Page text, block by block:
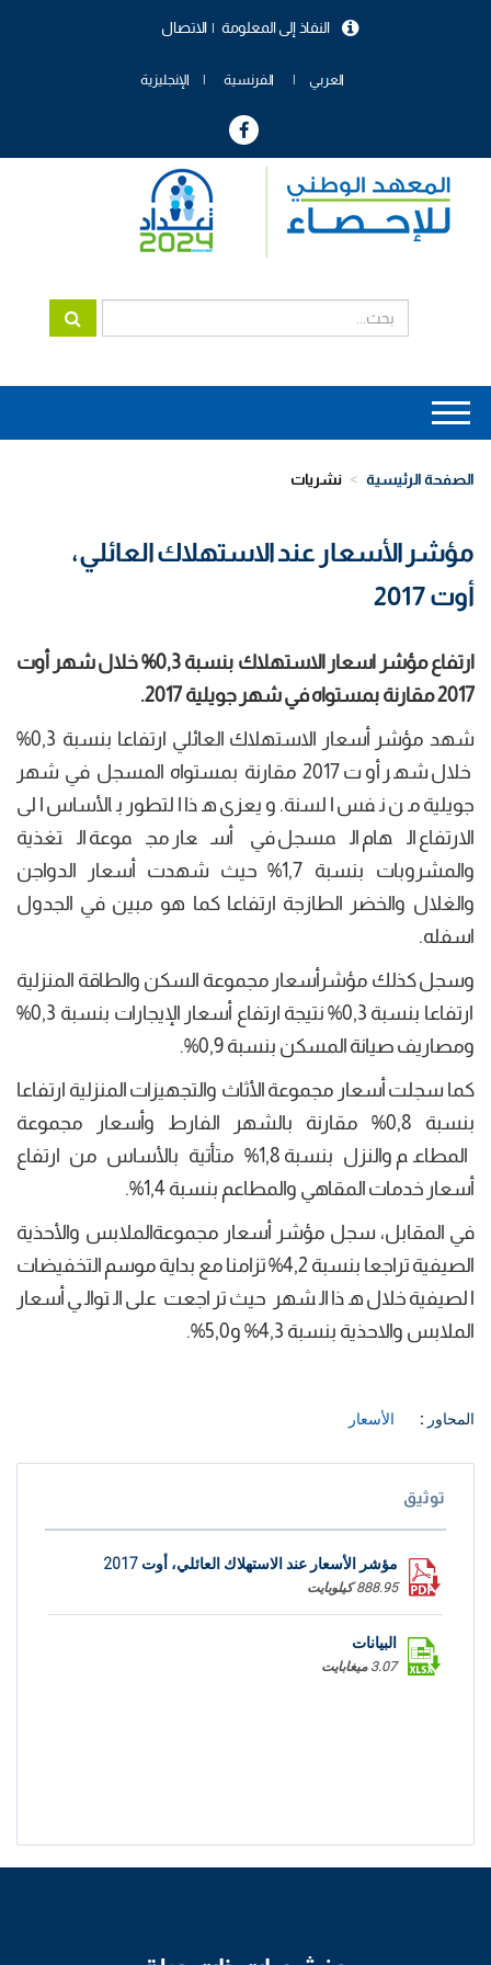
الاتصال النفاذ إلى المعلومة
العربي الفرنسية الإنجليزية
Main
navigation
الصفحة الرئيسية نشريات
مؤشر الأسعار عند الاستهلاك العائلي،
أوت 2017
ارتفاع مؤشر اسعار الاستهلاك بنسبة 0,3% خلال شهر أوت
2017 مقارنة بمستواه في شهر جويلية 2017.
شهد مؤشر أسعار الاستهلاك العائلي ارتفاعا بنسبة 0,3%
خلال شهر أوت 2017 مقارنة بمستواه المسجل في شهر
جويلية من نفس السنة. ويعزى هذا التطور بالأساس الى
الارتفاع الهام المسجل في أسعار مجموعة التغذية
والمشروبات بنسبة 1,7% حيث شهدت أسعار الدواجن
والغلال والخضر الطازجة ارتفاعا كما هو مبين في الجدول
اسفله.
وسجل كذلك مؤشرأسعار مجموعة السكن والطاقة المنزلية
ارتفاعا بنسبة 0,3% نتيجة ارتفاع أسعار الإيجارات بنسبة 0,3%
ومصاريف صيانة المسكن بنسبة 0,9%.
كما سجلت أسعار مجموعة الأثاث والتجهيزات المنزلية ارتفاعا
بنسبة 0,8% مقارنة بالشهر الفارط وأسعار مجموعة
المطاعم والنزل بنسبة 1,8% متأتية بالأساس من ارتفاع
أسعار خدمات المقاهي والمطاعم بنسبة 1,4%.
في المقابل، سجل مؤشر أسعار مجموعةالملابس والأحذية
الصيفية تراجعا بنسبة 4,2% تزامنا مع بداية موسم التخفيضات
الصيفية خلال هذا الشهر حيث تراجعت على التوالي أسعار
الملابس والاحذية بنسبة 4,3% و5,0%.
المحاور : الأسعار
توثيق
مؤشر الأسعار عند الاستهلاك العائلي، أوت 2017
888.95 كيلوبايت
البيانات
3.07 ميغابايت